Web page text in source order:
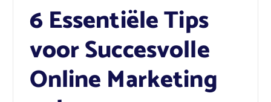
6 Essentiële Tips
voor Succesvolle
Online Marketing